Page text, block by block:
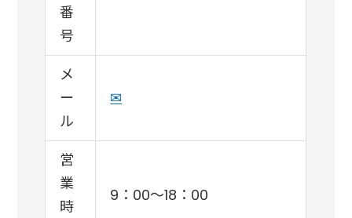
番
号
メ
ー
ル
✉
営
業
時
9：00～18：00